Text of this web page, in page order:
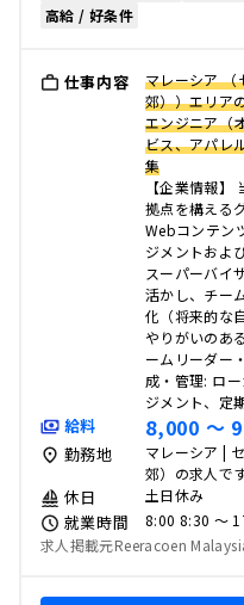
高給 / 好条件
仕事内容
マレーシア （
郊））エリア
エンジニア（
ビス、アパレ
集
【企業情報
拠点を構える
Webコンテン
ジメントおよ
スーパーバイ
活かし、チー
化（将来的な
やりがいのあ
ームリーダー
成・管理: ロ
ジメント、定
給料 8,000 〜
勤務地
マレーシア |
郊）の求人です
休日 土日休み
就業時間
8:00 8:30 〜
求人掲載元Reeracoen